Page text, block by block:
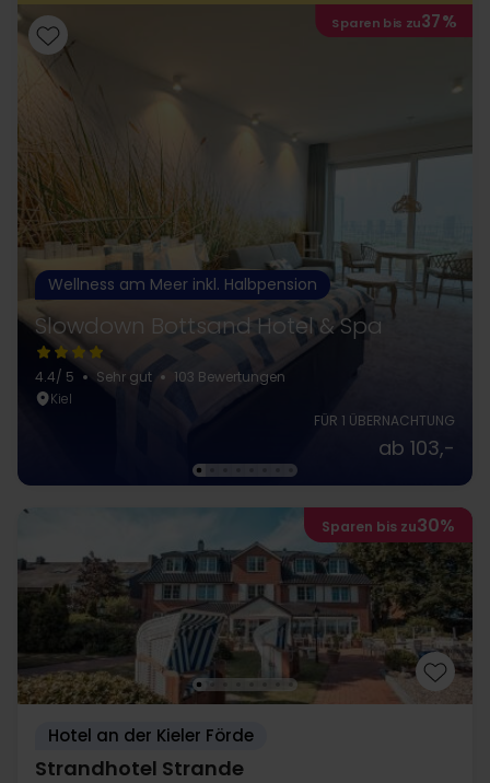
Sparen bis zu37%
Wellness am Meer inkl. Halbpension
Slowdown Bottsand Hotel & Spa
4.4/ 5 Sehr gut
103 Bewertungen
Kiel
FÜR 1 ÜBERNACHTUNG
ab 103,-
Sparen bis zu30%
Hotel an der Kieler Förde
Strandhotel Strande